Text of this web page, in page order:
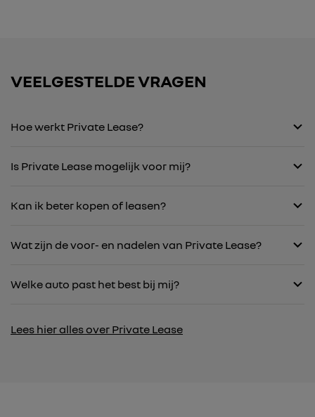
VEELGESTELDE VRAGEN
Hoe werkt Private Lease?
Is Private Lease mogelijk voor mij?
Kan ik beter kopen of leasen?
Wat zijn de voor- en nadelen van Private Lease?
Welke auto past het best bij mij?
Lees hier alles over Private Lease